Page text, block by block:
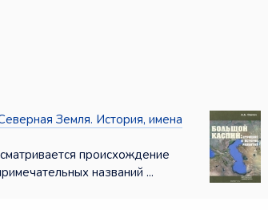
Земля. История, имена
происхождение
названий ...